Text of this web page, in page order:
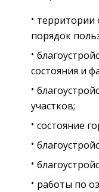
территории
порядок
состояния и
участков;
состояние
работы по